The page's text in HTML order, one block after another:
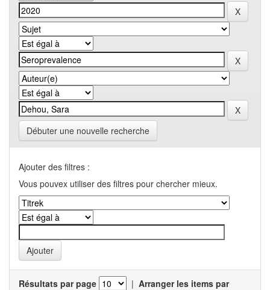
Débuter une nouvelle recherche
Ajouter des filtres :
Vous pouvex utiliser des filtres pour chercher mieux.
Résultats par page | Arranger les items par